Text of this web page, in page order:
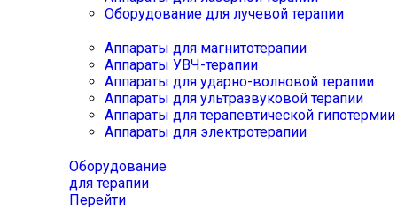
Оборудование для лучевой терапии
Аппараты для магнитотерапии
Аппараты УВЧ-терапии
Аппараты для ударно-волновой терапии
Аппараты для ультразвуковой терапии
Аппараты для терапевтической
Аппараты для электротерапии
Оборудование
для терапии
Перейти